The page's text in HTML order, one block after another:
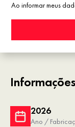
Ao informar meus
2026
Ano /